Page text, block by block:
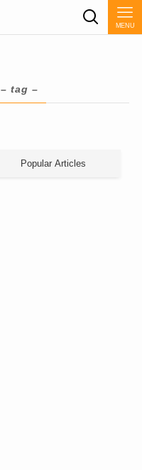
MENU
– tag –
Popular Articles